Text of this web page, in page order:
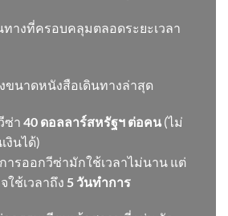
ทางที่ครอบคลุมตลอดระยะเวลา
ขนาดหนังสือเดินทางล่าสุด
ซ่า 40 ดอลลาร์สหรัฐฯ ต่อคน(ไม่
งินได้)
ารออกวีซ่ามักใช้เวลาไม่นาน แต่
ช้เวลาถึง 5 วันทำการ